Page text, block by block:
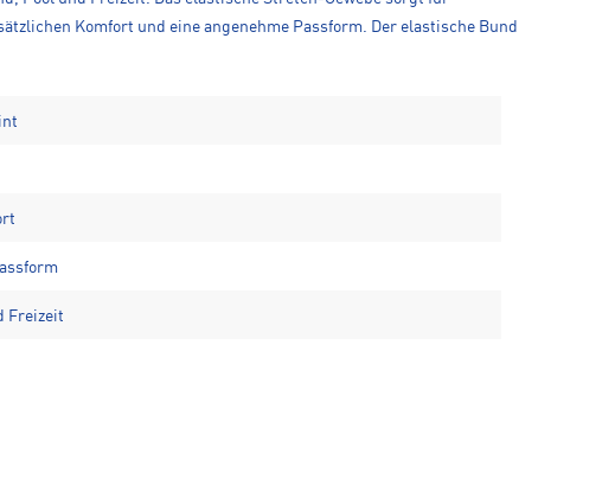
Komfort und eine angenehme Passform. Der elastische Bund
Freizeit